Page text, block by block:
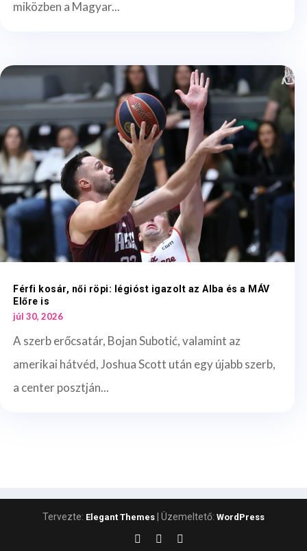
miközben a Magyar...
Férfi kosár, női röpi: légióst igazolt az Alba és a MÁV
Előre is
júl 30, 2026
A szerb erőcsatár, Bojan Subotić, valamint az
amerikai hátvéd, Joshua Scott után egy újabb szerb,
a center posztján...
Tervezte: Elegant Themes | Üzemeltető: WordPress